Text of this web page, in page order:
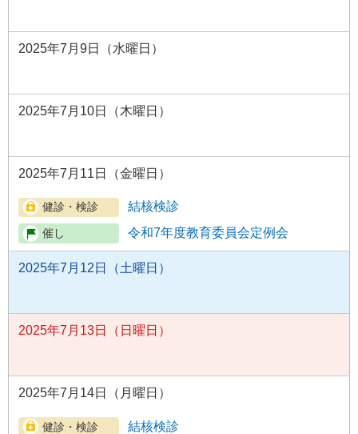
2025年7月9日（水曜日）
2025年7月10日（木曜日）
2025年7月11日（金曜日）
結核検診
令和7年度教育委員会定例会
2025年7月12日（土曜日）
2025年7月13日（日曜日）
2025年7月14日（月曜日）
結核検診